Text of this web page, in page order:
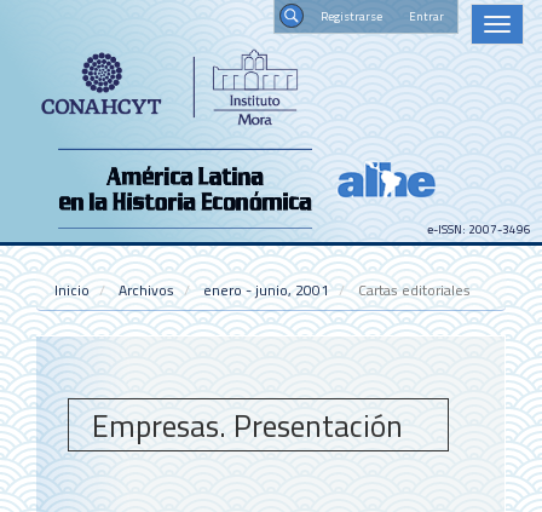
Contenido
principal
Barra
Toggle
e-ISSN: 2007-3496
Inicio Archivos enero - junio, 2001 Cartas editoriales
Empresas. Presentación